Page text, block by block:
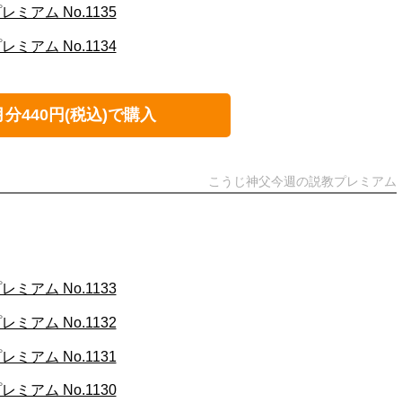
ミアム No.1135
ミアム No.1134
分440円(税込)で購入
こうじ神父今週の説教プレミアム
ミアム No.1133
ミアム No.1132
ミアム No.1131
ミアム No.1130